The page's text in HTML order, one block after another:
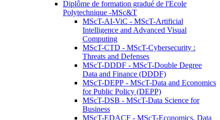
Diplôme de formation gradué de l'Ecole
Polytechnique -MSc&T
MScT-AI-ViC - MScT-Artificial
Intelligence and Advanced Visual
Computing
MScT-CTD - MScT-Cybersecurity :
Threats and Defenses
MScT-DDDF - MScT-Double Degree
Data and Finance (DDDF)
MScT-DEPP - MScT-Data and Economics
for Public Policy (DEPP)
MScT-DSB - MScT-Data Science for
Business
MScT-EDACF - MScT-Economics, Data